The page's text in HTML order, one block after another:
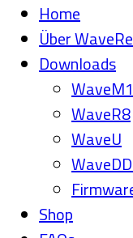
Home
Über
Downloads
WaveM1
WaveR8
WaveU
Shop